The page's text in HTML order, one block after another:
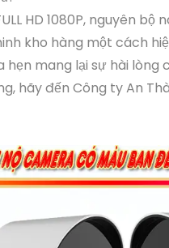
HD 1080P, nguyên bộ
kho hàng một cách
mang lại sự hài lòng
hãy đến Công ty An